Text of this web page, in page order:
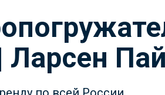
Ларсен